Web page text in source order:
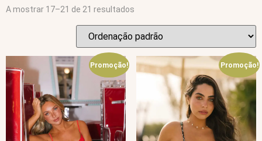
A mostrar 17–21 de 21 resultados
Promoção! Promoção!